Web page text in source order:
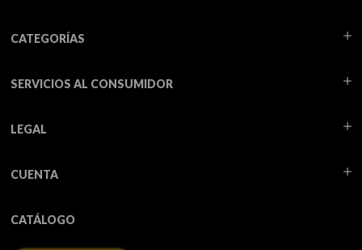
CATEGORÍAS
SERVICIOS AL CONSUMIDOR
LEGAL
CUENTA
CATÁLOGO